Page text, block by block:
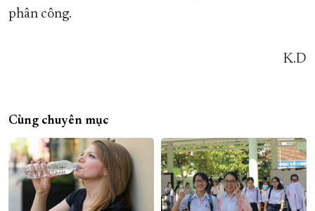
phân công.
K.D
Cùng chuyên mục